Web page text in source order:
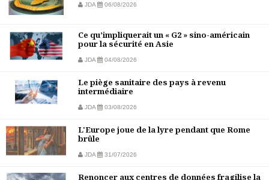
JDA 06/08/2026
Ce qu’impliquerait un « G2 » sino-américain
pour la sécurité en Asie
JDA 04/08/2026
Le piège sanitaire des pays à revenu
intermédiaire
JDA 03/08/2026
L'Europe joue de la lyre pendant que Rome
brûle
JDA 31/07/2026
Renoncer aux centres de données fragilise la